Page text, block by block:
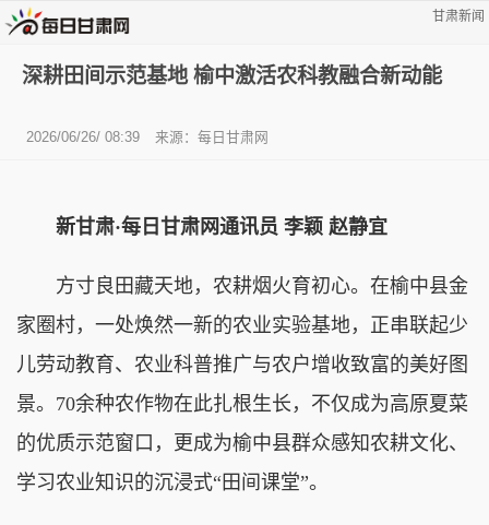
甘肃新闻
深耕田间示范基地 榆中激活农科教融合新动能
2026/06/26/ 08:39 来源：每日甘肃网
新甘肃·每日甘肃网通讯员 李颖 赵静宜
方寸良田藏天地，农耕烟火育初心。在榆中县金
家圈村，一处焕然一新的农业实验基地，正串联起少
儿劳动教育、农业科普推广与农户增收致富的美好图
景。70余种农作物在此扎根生长，不仅成为高原夏菜
的优质示范窗口，更成为榆中县群众感知农耕文化、
学习农业知识的沉浸式“田间课堂”。